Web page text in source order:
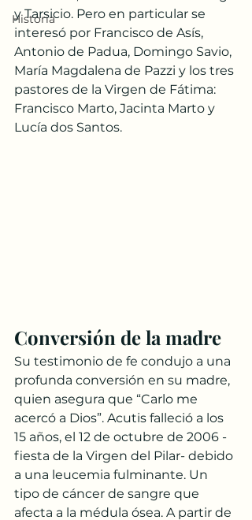
Historia
y Tarsicio. Pero en particular se
interesó por Francisco de Asís,
Antonio de Padua, Domingo Savio,
María Magdalena de Pazzi y los tres
pastores de la Virgen de Fátima:
Francisco Marto, Jacinta Marto y
Lucía dos Santos.
Conversión de la madre
Su testimonio de fe condujo a una
profunda conversión en su madre,
quien asegura que “Carlo me
acercó a Dios”. Acutis falleció a los
15 años, el 12 de octubre de 2006 -
fiesta de la Virgen del Pilar- debido
a una leucemia fulminante. Un
tipo de cáncer de sangre que
afecta a la médula ósea. A partir de